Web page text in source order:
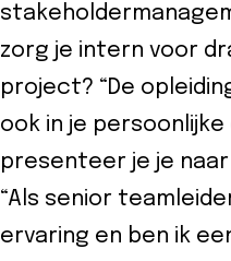
zorg je intern voor
project? “De
ook in je
presenteer je je naar
“Als senior
ervaring en ben ik